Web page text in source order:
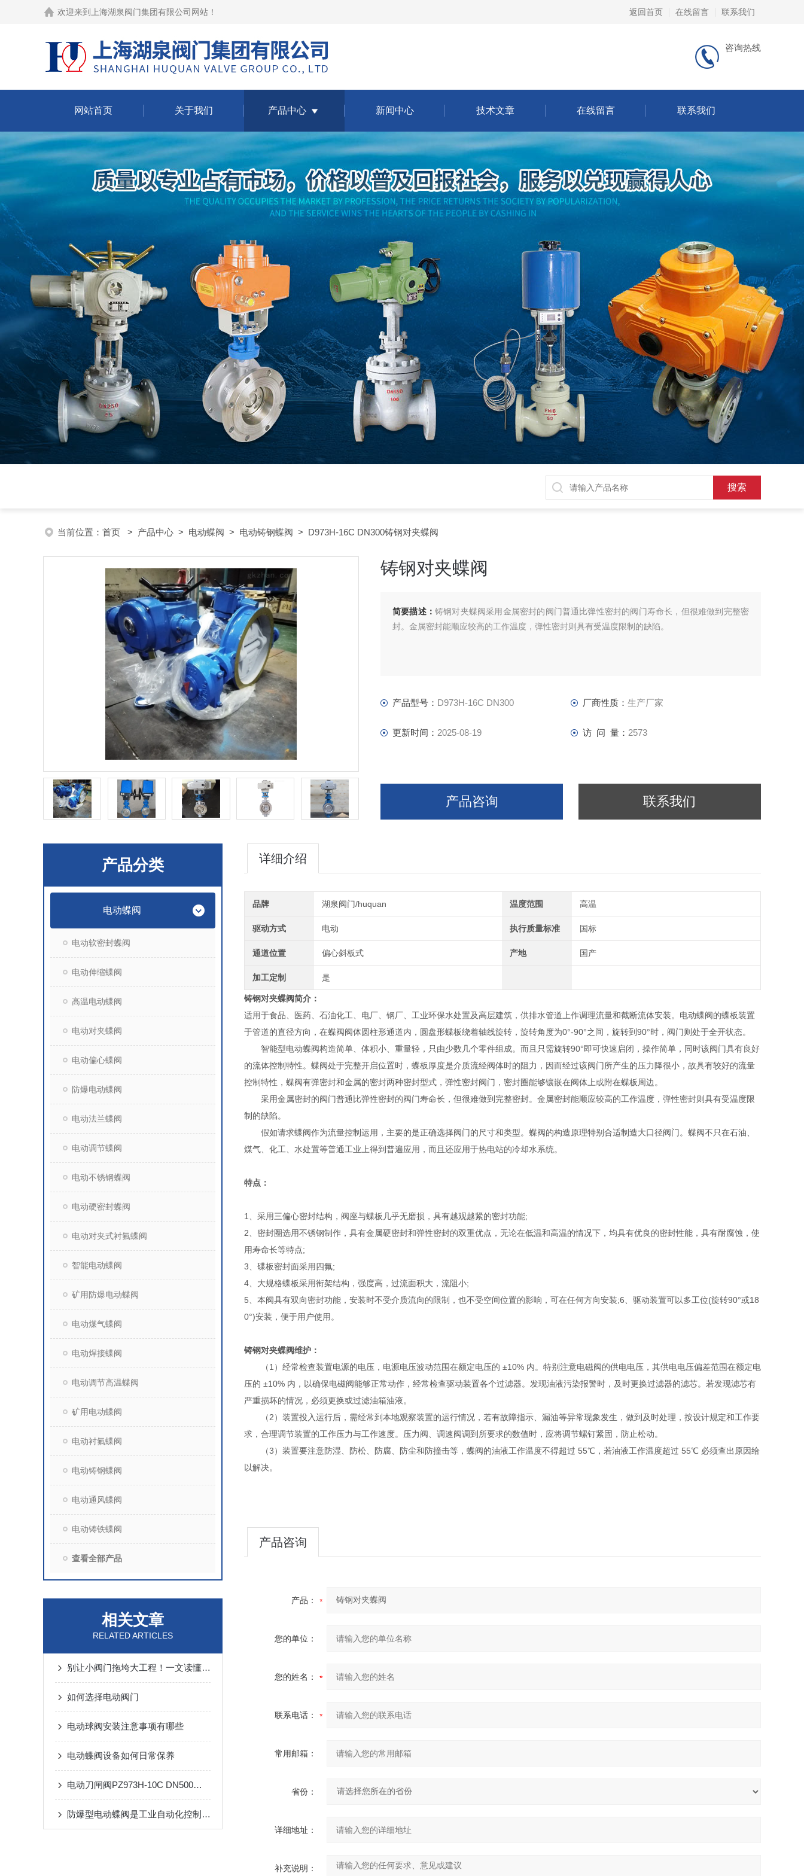
欢迎来到 上海湖泉阀门集团有限公司网站 ！ 返回首页 在线留言 联系我们
咨询热线
网站首页 关于我们 产品中心 新闻中心 技术文章 在线留言 联系我们
当前位置： 首页 > 产品中心 > 电动蝶阀 > 电动铸钢蝶阀 > D973H-16C DN300铸钢对夹蝶阀
铸钢对夹蝶阀
简要描述： 铸钢对夹蝶阀采用金属密封的阀门普通比弹性密封的阀门寿命长，但很难做到完整密
封。金属密封能顺应较高的工作温度，弹性密封则具有受温度限制的缺陷。
产品型号： D973H-16C DN300 厂商性质： 生产厂家
更新时间： 2025-08-19 访 问 量： 2573
产品咨询 联系我们
产品分类
电动蝶阀
电动软密封蝶阀
电动伸缩蝶阀
高温电动蝶阀
电动对夹蝶阀
电动偏心蝶阀
防爆电动蝶阀
电动法兰蝶阀
电动调节蝶阀
电动不锈钢蝶阀
电动硬密封蝶阀
电动对夹式衬氟蝶阀
智能电动蝶阀
矿用防爆电动蝶阀
电动煤气蝶阀
电动焊接蝶阀
电动调节高温蝶阀
矿用电动蝶阀
电动衬氟蝶阀
电动铸钢蝶阀
电动通风蝶阀
电动铸铁蝶阀
查看全部产品
相关文章
RELATED ARTICLES
别让小阀门拖垮大工程！一文读懂阀门维护的底层逻辑
如何选择电动阀门
电动球阀安装注意事项有哪些
电动蝶阀设备如何日常保养
电动刀闸阀PZ973H-10C DN500的环保特性探讨
防爆型电动蝶阀是工业自动化控制领域的重要执行元件
详细介绍
品牌 湖泉阀门/huquan 温度范围 高温
驱动方式 电动 执行质量标准 国标
通道位置 偏心斜板式 产地 国产
加工定制 是
铸钢对夹蝶阀简介：
适用于食品、医药、石油化工、电厂、钢厂、工业环保水处置及高层建筑，供排水管道上作调理流量和截断流体安装。电动蝶阀的蝶板装置
于管道的直径方向，在蝶阀阀体圆柱形通道内，圆盘形蝶板绕着轴线旋转，旋转角度为0°-90°之间，旋转到90°时，阀门则处于全开状态。
智能型电动蝶阀构造简单、体积小、重量轻，只由少数几个零件组成。而且只需旋转90°即可快速启闭，操作简单，同时该阀门具有良好
的流体控制特性。蝶阀处于完整开启位置时，蝶板厚度是介质流经阀体时的阻力，因而经过该阀门所产生的压力降很小，故具有较好的流量
控制特性，蝶阀有弹密封和金属的密封两种密封型式，弹性密封阀门，密封圈能够镶嵌在阀体上或附在蝶板周边。
采用金属密封的阀门普通比弹性密封的阀门寿命长，但很难做到完整密封。金属密封能顺应较高的工作温度，弹性密封则具有受温度限
制的缺陷。
假如请求蝶阀作为流量控制运用，主要的是正确选择阀门的尺寸和类型。蝶阀的构造原理特别合适制造大口径阀门。蝶阀不只在石油、
煤气、化工、水处置等普通工业上得到普遍应用，而且还应用于热电站的冷却水系统。
特点：
1、采用三偏心密封结构，阀座与蝶板几乎无磨损，具有越观越紧的密封功能;
2、密封圈选用不锈钢制作，具有金属硬密封和弹性密封的双重优点，无论在低温和高温的情况下，均具有优良的密封性能，具有耐腐蚀，使
用寿命长等特点;
3、碟板密封面采用四氟;
4、大规格蝶板采用衔架结构，强度高，过流面积大，流阻小;
5、本阀具有双向密封功能，安装时不受介质流向的限制，也不受空间位置的影响，可在任何方向安装;6、驱动装置可以多工位(旋转90°或18
0°)安装，便于用户使用。
铸钢对夹蝶阀维护：
（1）经常检查装置电源的电压，电源电压波动范围在额定电压的 ±10% 内。特别注意电磁阀的供电电压，其供电电压偏差范围在额定电
压的 ±10% 内，以确保电磁阀能够正常动作，经常检查驱动装置各个过滤器。发现油液污染报警时，及时更换过滤器的滤芯。若发现滤芯有
严重损坏的情况，必须更换或过滤油箱油液。
（2）装置投入运行后，需经常到本地观察装置的运行情况，若有故障指示、漏油等异常现象发生，做到及时处理，按设计规定和工作要
求，合理调节装置的工作压力与工作速度。压力阀、调速阀调到所要求的数值时，应将调节螺钉紧固，防止松动。
（3）装置要注意防湿、防松、防腐、防尘和防撞击等，蝶阀的油液工作温度不得超过 55℃，若油液工作温度超过 55℃ 必须查出原因给
以解决。
产品咨询
产品：
您的单位：
您的姓名：
联系电话：
常用邮箱：
省份：
详细地址：
补充说明：